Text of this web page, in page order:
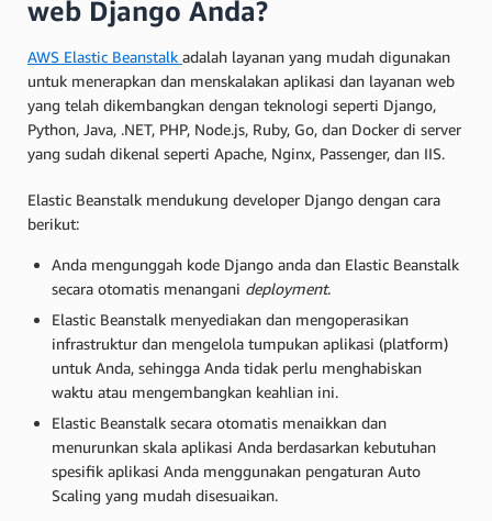
web Django Anda?
AWS Elastic Beanstalk adalah layanan yang mudah digunakan
untuk menerapkan dan menskalakan aplikasi dan layanan web
yang telah dikembangkan dengan teknologi seperti Django,
Python, Java, .NET, PHP, Node.js, Ruby, Go, dan Docker di server
yang sudah dikenal seperti Apache, Nginx, Passenger, dan IIS.
Elastic Beanstalk mendukung developer Django dengan cara
berikut:
Anda mengunggah kode Django anda dan Elastic Beanstalk
secara otomatis menangani deployment.
Elastic Beanstalk menyediakan dan mengoperasikan
infrastruktur dan mengelola tumpukan aplikasi (platform)
untuk Anda, sehingga Anda tidak perlu menghabiskan
waktu atau mengembangkan keahlian ini.
Elastic Beanstalk secara otomatis menaikkan dan
menurunkan skala aplikasi Anda berdasarkan kebutuhan
spesifik aplikasi Anda menggunakan pengaturan Auto
Scaling yang mudah disesuaikan.